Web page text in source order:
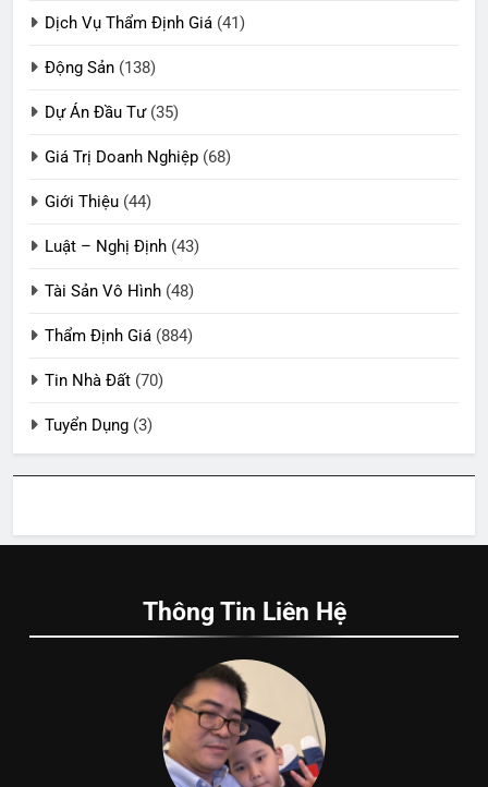
Dịch Vụ Thẩm Định Giá (41)
Động Sản (138)
Dự Án Đầu Tư(35)
Giá Trị Doanh Nghiệp (68)
Giới Thiệu (44)
Luật – Nghị Định (43)
Tài Sản Vô Hình (48)
Thẩm Định Giá (884)
Tin Nhà Đất (70)
Tuyển Dụng (3)
Thông Tin Liên Hệ